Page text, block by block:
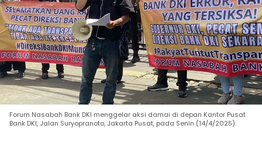
Forum Nasabah Bank DKI menggelar aksi damai di depan Kantor Pusat
Bank DKI, Jalan Suryopranoto, Jakarta Pusat, pada Senin (14/4/2025).